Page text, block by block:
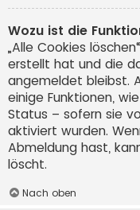
Wozu ist die
„Alle Cookies
erstellt hat und die
angemeldet bleibst.
einige Funktionen,
Status – sofern sie
aktiviert wurden.
Abmeldung hast,
löscht.
Nach oben